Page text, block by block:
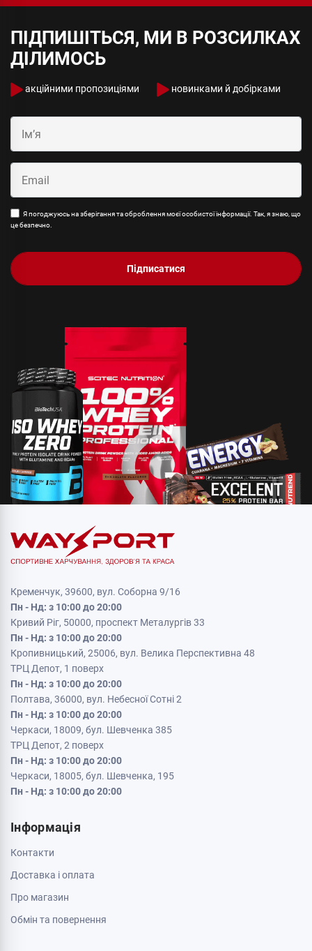
ПІДПИШІТЬСЯ, МИ В РОЗСИЛКАХ
ДІЛИМОСЬ
акційними пропозиціями новинками й добірками
Я погоджуюсь на зберігання та оброблення моєї особистої інформації. Так, я знаю, що
це безпечно.
Підписатися
Кременчук, 39600, вул. Соборна 9/16
Пн - Нд: з 10:00 до 20:00
Кривий Ріг, 50000, проспект Металургів 33
Пн - Нд: з 10:00 до 20:00
Кропивницький, 25006, вул. Велика Перспективна 48
ТРЦ Депот, 1 поверх
Пн - Нд: з 10:00 до 20:00
Полтава, 36000, вул. Небесної Сотні 2
Пн - Нд: з 10:00 до 20:00
Черкаси, 18009, бул. Шевченка 385
ТРЦ Депот, 2 поверх
Пн - Нд: з 10:00 до 20:00
Черкаси, 18005, бул. Шевченка, 195
Пн - Нд: з 10:00 до 20:00
Інформація
Контакти
Доставка і оплата
Про магазин
Обмін та повернення